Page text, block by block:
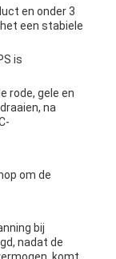
en onder 3
een stabiele
is
rode, gele en
na
om de
bij
nadat de